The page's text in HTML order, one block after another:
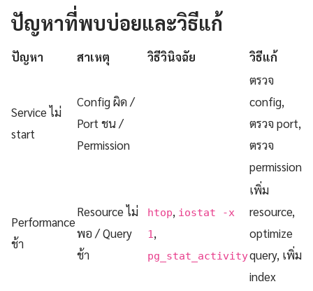
ปัญหาที่พบบ่อยและวิธีแก้
ปัญหา สาเหตุ วิธีวินิจฉัย วิธีแก้
Service ไม่
start
Config ผิด /
Port ชน /
Permission
ตรวจ
config,
ตรวจ port,
ตรวจ
permission
Performance
ช้า
Resource ไม่
พอ / Query
ช้า
htop, iostat -x
1 ,
pg_stat_activity
เพิ่ม
resource,
optimize
query, เพิ่ม
index